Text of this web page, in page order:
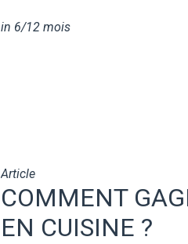
in 6/12 mois
Article
COMMENT
EN CUISINE ?